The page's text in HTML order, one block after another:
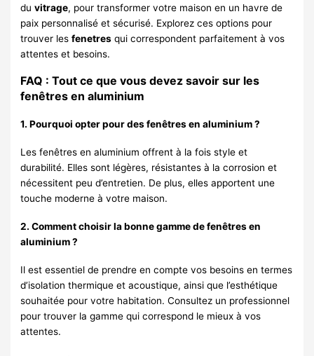
duvitrage, pour transformer votre maison en un havre de
paix personnalisé et sécurisé. Explorez ces options pour
trouver lesfenetres qui correspondent parfaitement à vos
attentes et besoins.
FAQ : Tout ce que vous devez savoir sur les
fenêtres en aluminium
1. Pourquoi opter pour des fenêtres en aluminium ?
Les fenêtres en aluminium offrent à la fois style et
durabilité. Elles sont légères, résistantes à la corrosion et
nécessitent peu d’entretien. De plus, elles apportent une
touche moderne à votre maison.
2. Comment choisir la bonne gamme de fenêtres en
aluminium ?
Il est essentiel de prendre en compte vos besoins en termes
d’isolation thermique et acoustique, ainsi que l’esthétique
souhaitée pour votre habitation. Consultez un professionnel
pour trouver la gamme qui correspond le mieux à vos
attentes.